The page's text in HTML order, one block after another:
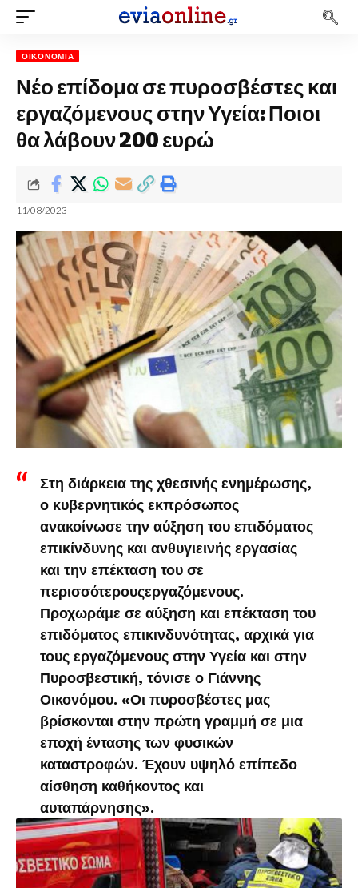
ΟΙΚΟΝΟΜΊΑ
Νέο επίδομα σε πυροσβέστες και
εργαζόμενους στην Υγεία: Ποιοι
θα λάβουν 200 ευρώ
11/08/2023
Στη διάρκεια της χθεσινής ενημέρωσης,
ο κυβερνητικός εκπρόσωπος
ανακοίνωσε την αύξηση του επιδόματος
επικίνδυνης και ανθυγιεινής εργασίας
και την επέκταση του σε
περισσότερουςεργαζόμενους.
Προχωράμε σε αύξηση και επέκταση του
επιδόματος επικινδυνότητας, αρχικά για
τους εργαζόμενους στην Υγεία και στην
Πυροσβεστική, τόνισε ο Γιάννης
Οικονόμου. «Οι πυροσβέστες μας
βρίσκονται στην πρώτη γραμμή σε μια
εποχή έντασης των φυσικών
καταστροφών. Έχουν υψηλό επίπεδο
αίσθηση καθήκοντος και
αυταπάρνησης».